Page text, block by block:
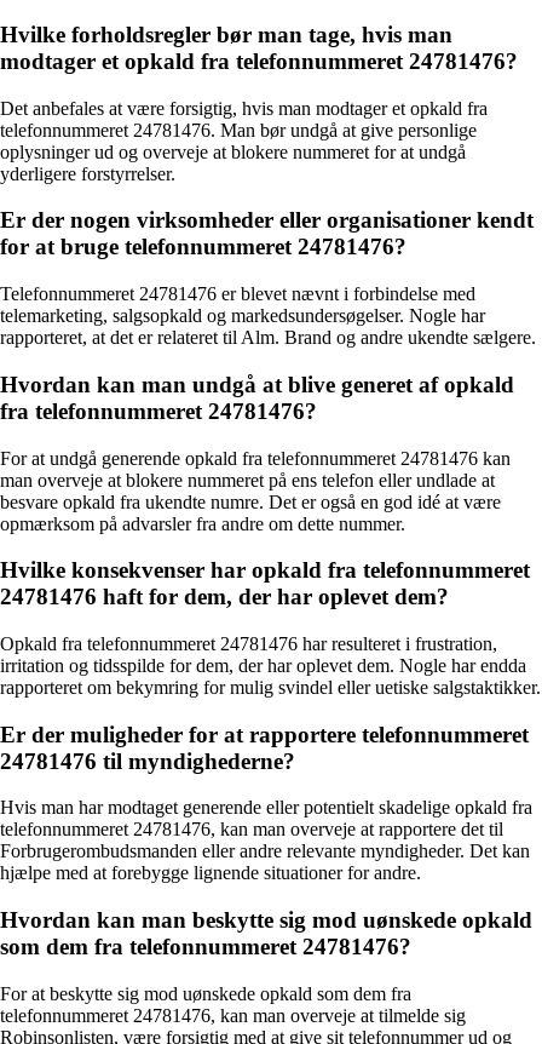
Hvilke forholdsregler bør man tage, hvis man
modtager et opkald fra telefonnummeret 24781476?
Det anbefales at være forsigtig, hvis man modtager et opkald fra
telefonnummeret 24781476. Man bør undgå at give personlige
oplysninger ud og overveje at blokere nummeret for at undgå
yderligere forstyrrelser.
Er der nogen virksomheder eller organisationer kendt
for at bruge telefonnummeret 24781476?
Telefonnummeret 24781476 er blevet nævnt i forbindelse med
telemarketing, salgsopkald og markedsundersøgelser. Nogle har
rapporteret, at det er relateret til Alm. Brand og andre ukendte sælgere.
Hvordan kan man undgå at blive generet af opkald
fra telefonnummeret 24781476?
For at undgå generende opkald fra telefonnummeret 24781476 kan
man overveje at blokere nummeret på ens telefon eller undlade at
besvare opkald fra ukendte numre. Det er også en god idé at være
opmærksom på advarsler fra andre om dette nummer.
Hvilke konsekvenser har opkald fra telefonnummeret
24781476 haft for dem, der har oplevet dem?
Opkald fra telefonnummeret 24781476 har resulteret i frustration,
irritation og tidsspilde for dem, der har oplevet dem. Nogle har endda
rapporteret om bekymring for mulig svindel eller uetiske salgstaktikker.
Er der muligheder for at rapportere telefonnummeret
24781476 til myndighederne?
Hvis man har modtaget generende eller potentielt skadelige opkald fra
telefonnummeret 24781476, kan man overveje at rapportere det til
Forbrugerombudsmanden eller andre relevante myndigheder. Det kan
hjælpe med at forebygge lignende situationer for andre.
Hvordan kan man beskytte sig mod uønskede opkald
som dem fra telefonnummeret 24781476?
For at beskytte sig mod uønskede opkald som dem fra
telefonnummeret 24781476, kan man overveje at tilmelde sig
Robinsonlisten, være forsigtig med at give sit telefonnummer ud og